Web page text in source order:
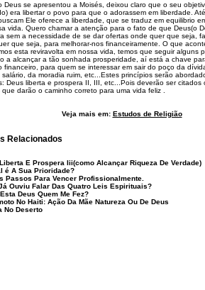
Deus se apresentou a Moisés, deixou claro que o seu
era libertar o povo para que o adorassem em liberdade .
Ele oferece a liberdade, que se traduz em equilibrio
vida. Quero chamar a atenção para o fato de que Deus(o
sem a necessidade de se dar ofertas onde quer que seja,
que seja, para melhorar-nos financeiramente. O que
esta reviravolta em nossa vida, temos que seguir alguns
a alcançar a tão sonhada prosperidade , aí está a chave
financeiro, para quem se interessar em sair do poço da
salário, da moradia ruim, etc...Estes princípios serão
Deus liberta e prospera II, III, etc...Pois deverão ser citados
que darão o caminho correto para uma vida feliz .
Veja mais em: Estudos de Religião
Relacionados
E Prospera Iii(como Alcançar Riqueza De Verdade)
é A Sua Prioridade?
Passos Para Vencer Profissionalmente.
Ouviu Falar Das Quatro Leis Espirituais?
Deus Quem Me Fez?
No Haiti: Ação Da Mãe Natureza Ou De Deus
No Deserto